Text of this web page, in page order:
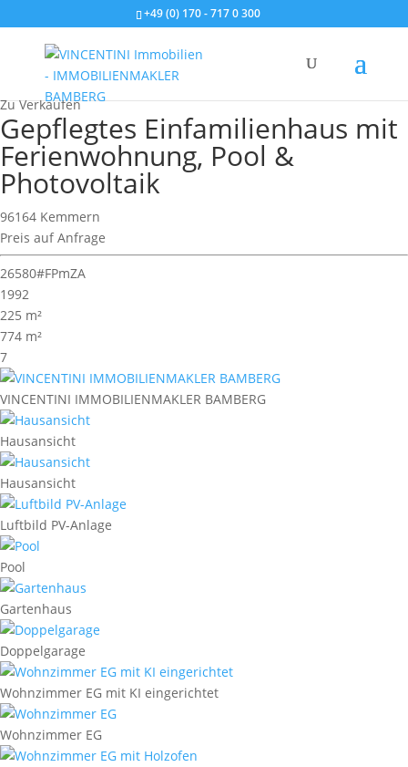
+49 (0) 170 - 717 0 300
Wohnimmobilie > Einfamilienhaus
Zu Verkaufen
Gepflegtes Einfamilienhaus mit
Ferienwohnung, Pool &
Photovoltaik
96164 Kemmern
Preis auf Anfrage
26580#FPmZA
1992
225 m²
774 m²
7
VINCENTINI IMMOBILIENMAKLER BAMBERG
Hausansicht
Hausansicht
Luftbild PV-Anlage
Pool
Gartenhaus
Doppelgarage
Wohnzimmer EG mit KI eingerichtet
Wohnzimmer EG